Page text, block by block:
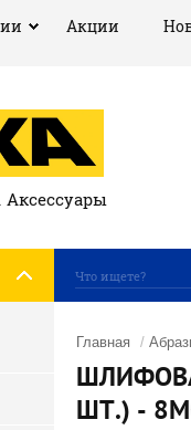
Акции
Главная /
ШТ.) -